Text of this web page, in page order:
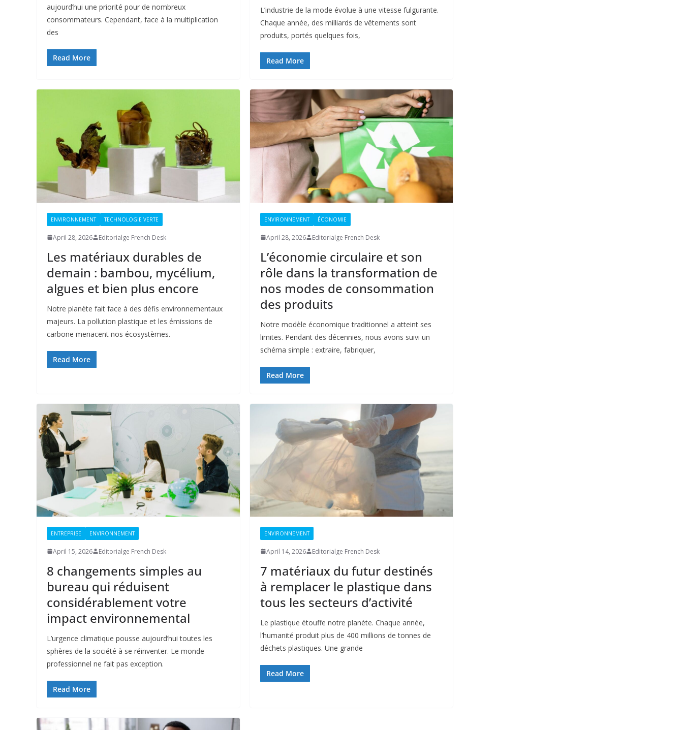
aujourd’hui une priorité pour de nombreux
consommateurs. Cependant, face à la multiplication
des
Read More
L’industrie de la mode évolue à une vitesse fulgurante.
Chaque année, des milliards de vêtements sont
produits, portés quelques fois,
Read More
ENVIRONNEMENT TECHNOLOGIE VERTE
April 28, 2026 Editorialge French Desk
Les matériaux durables de
demain : bambou, mycélium,
algues et bien plus encore
Notre planète fait face à des défis environnementaux
majeurs. La pollution plastique et les émissions de
carbone menacent nos écosystèmes.
Read More
ENVIRONNEMENT ÉCONOMIE
April 28, 2026 Editorialge French Desk
L’économie circulaire et son
rôle dans la transformation de
nos modes de consommation
des produits
Notre modèle économique traditionnel a atteint ses
limites. Pendant des décennies, nous avons suivi un
schéma simple : extraire, fabriquer,
Read More
ENTREPRISE ENVIRONNEMENT
April 15, 2026 Editorialge French Desk
8 changements simples au
bureau qui réduisent
considérablement votre
impact environnemental
L’urgence climatique pousse aujourd’hui toutes les
sphères de la société à se réinventer. Le monde
professionnel ne fait pas exception.
Read More
ENVIRONNEMENT
April 14, 2026 Editorialge French Desk
7 matériaux du futur destinés
à remplacer le plastique dans
tous les secteurs d’activité
Le plastique étouffe notre planète. Chaque année,
l’humanité produit plus de 400 millions de tonnes de
déchets plastiques. Une grande
Read More